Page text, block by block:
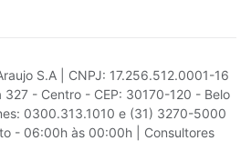
S.A | CNPJ: 17.256.512.0001-16
327 - Centro - CEP: 30170-120 - Belo
0300.313.1010 e (31) 3270-5000
- 06:00h às 00:00h | Consultores